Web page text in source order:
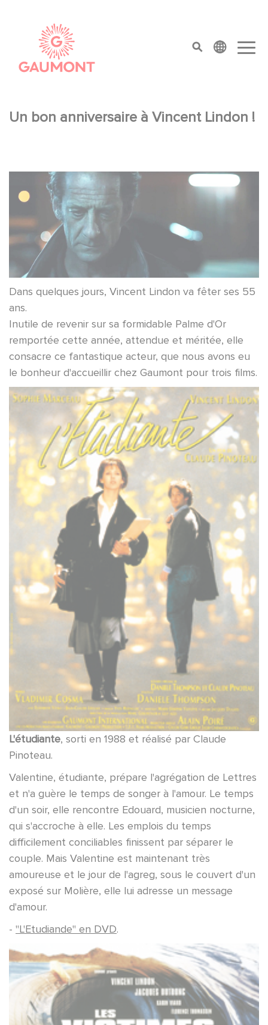
top menu
Un bon anniversaire à Vincent Lindon !
Dans quelques jours, Vincent Lindon va fêter ses 55
ans.
Inutile de revenir sur sa formidable Palme d'Or
remportée cette année, attendue et méritée, elle
consacre ce fantastique acteur, que nous avons eu
le bonheur d'accueillir chez Gaumont pour trois films.
L'étudiante, sorti en 1988 et réalisé par Claude
Pinoteau.
Valentine, étudiante, prépare l'agrégation de Lettres
et n'a guère le temps de songer à l'amour. Le temps
d'un soir, elle rencontre Edouard, musicien nocturne,
qui s'accroche à elle. Les emplois du temps
difficilement conciliables finissent par séparer le
couple. Mais Valentine est maintenant très
amoureuse et le jour de l'agreg, sous le couvert d'un
exposé sur Molière, elle lui adresse un message
d'amour.
- "L'Etudiande" en DVD.